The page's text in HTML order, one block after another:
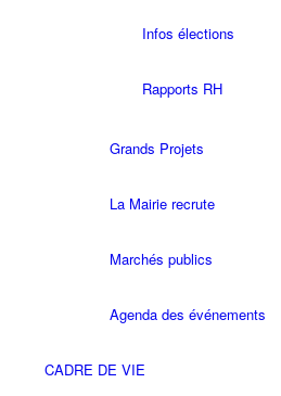
Infos élections
Rapports RH
Grands Projets
La Mairie recrute
Marchés publics
Agenda des événements
CADRE DE VIE